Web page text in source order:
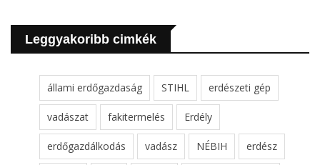
Leggyakoribb cimkék
állami erdőgazdaság STIHL erdészeti gép
vadászat fakitermelés Erdély
erdőgazdálkodás vadász NÉBIH erdész